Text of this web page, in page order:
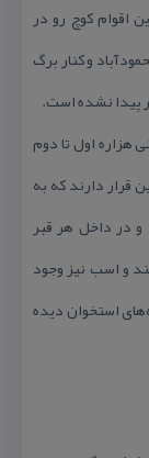
اقوام كوچ رو در
و كنار برگ
پیدا نشده است.
هزاره اول تا دوم
متری از سطح زمین قرار دارند كه به
در داخل هر قبر
و اسب نیز وجود
استخوان دیده